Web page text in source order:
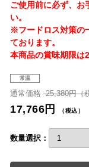
ご使用前に必ず、お
い。
※フードロス対策の
ております。
本商品の賞味期限は
常温
通常価格 25,380円（
17,766円 （税込）
数量選択：